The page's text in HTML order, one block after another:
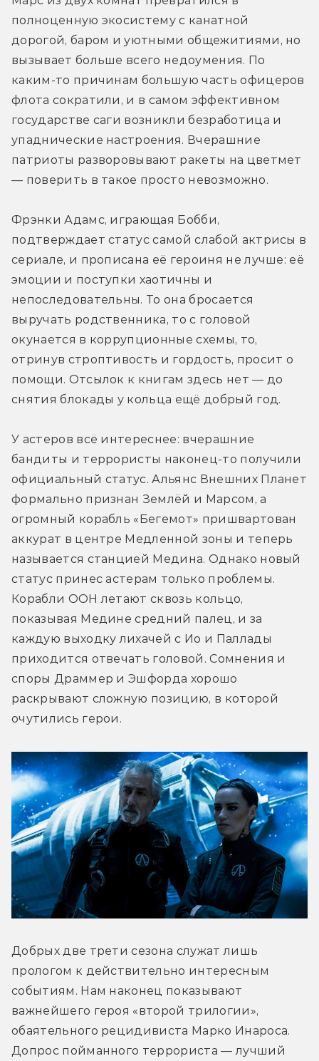
полноценную экосистему с канатной
дорогой, баром и уютными общежитиями, но
вызывает больше всего недоумения. По
каким-то причинам большую часть офицеров
флота сократили, и в самом эффективном
государстве саги возникли безработица и
упаднические настроения. Вчерашние
патриоты разворовывают ракеты на цветмет
— поверить в такое просто невозможно.
Фрэнки Адамс, играющая Бобби,
подтверждает статус самой слабой актрисы в
сериале, и прописана её героиня не лучше: её
эмоции и поступки хаотичны и
непоследовательны. То она бросается
выручать родственника, то с головой
окунается в коррупционные схемы, то,
отринув строптивость и гордость, просит о
помощи. Отсылок к книгам здесь нет — до
снятия блокады у кольца ещё добрый год.
У астеров всё интереснее: вчерашние
бандиты и террористы наконец-то получили
официальный статус. Альянс Внешних Планет
формально признан Землёй и Марсом, а
огромный корабль «Бегемот» пришвартован
аккурат в центре Медленной зоны и теперь
называется станцией Медина. Однако новый
статус принес астерам только проблемы.
Корабли ООН летают сквозь кольцо,
показывая Медине средний палец, и за
каждую выходку лихачей с Ио и Паллады
приходится отвечать головой. Сомнения и
споры Драммер и Эшфорда хорошо
раскрывают сложную позицию, в которой
очутились герои.
Добрых две трети сезона служат лишь
прологом к действительно интересным
событиям. Нам наконец показывают
важнейшего героя «второй трилогии»,
обаятельного рецидивиста Марко Инароса.
Допрос пойманного террориста — лучший